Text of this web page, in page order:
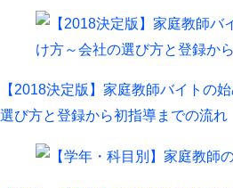
【2018決定版】家庭教師バイトの
選び方と登録から初指導までの流れ